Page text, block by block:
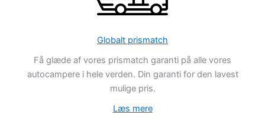
Globalt prismatch
Få glæde af vores prismatch garanti på alle vores
autocampere i hele verden. Din garanti for den lavest
mulige pris.
Læs mere